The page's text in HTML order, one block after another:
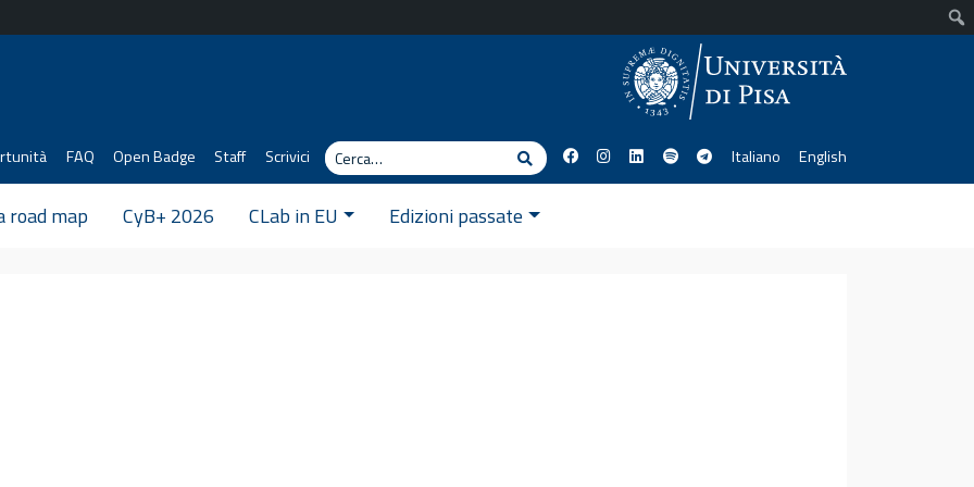
FAQ Open Badge Staff Scrivici
Cerca
Cerca Italiano English
road map CyB+ 2026 CLab in EU Edizioni passate